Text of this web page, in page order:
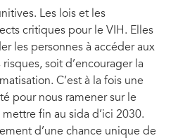
Les lois et les
critiques pour le VIH. Elles
les personnes à accéder aux
soit d’encourager la
C’est à la fois une
pour nous ramener sur le
fin au sida d’ici 2030.
d’une chance unique de